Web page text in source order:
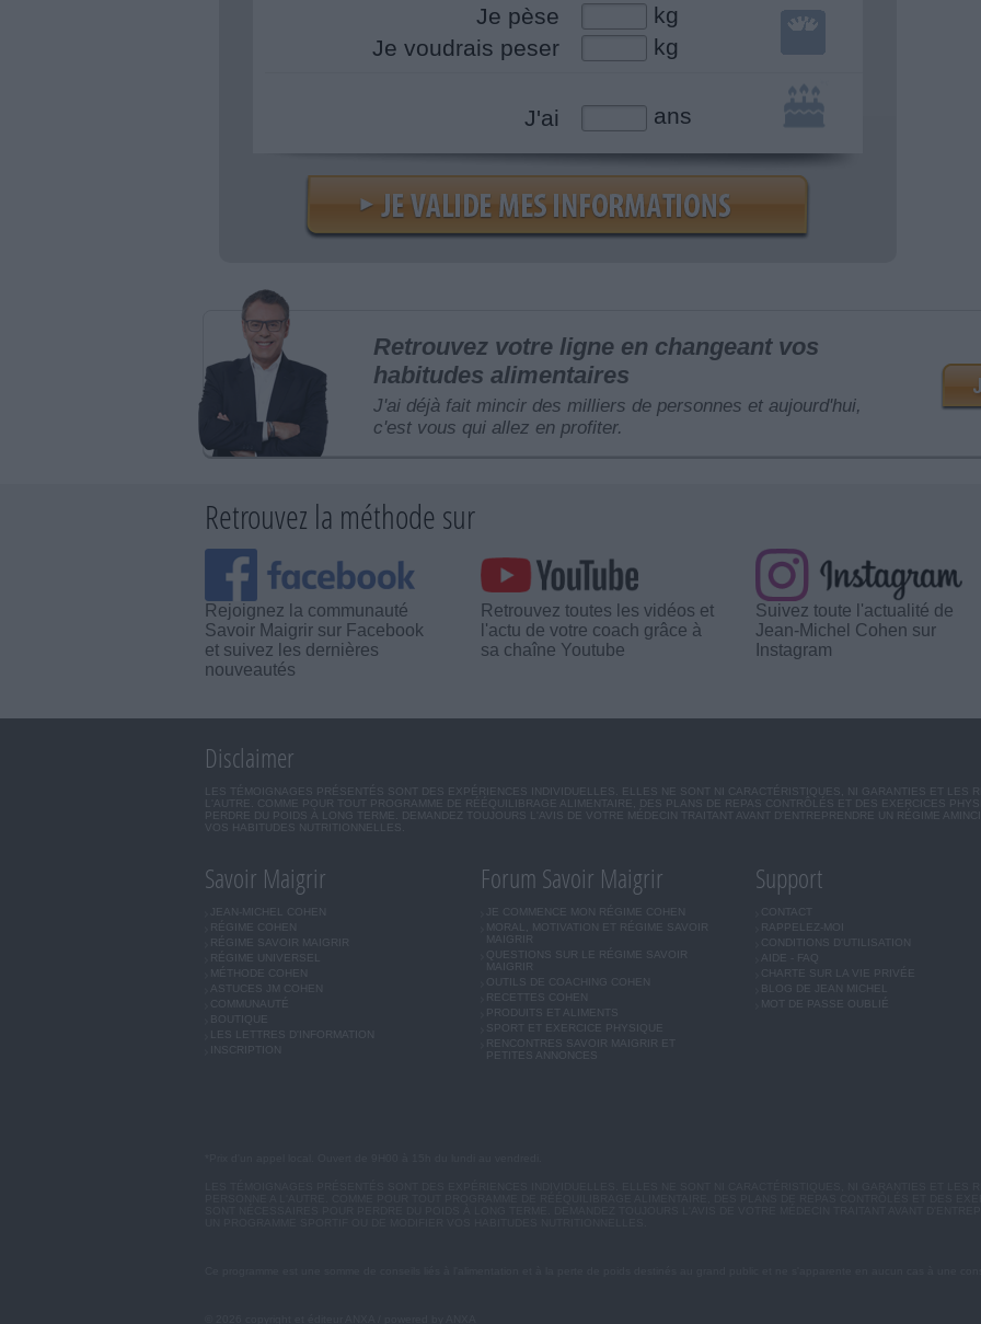
Je pèse
kg
Je voudrais peser
kg
J'ai ans
Retrouvez votre ligne en changeant vos
habitudes alimentaires
J'ai déjà fait mincir des milliers de personnes et aujourd'hui,
c'est vous qui allez en profiter.
Retrouvez la méthode sur
Rejoignez la communauté
Savoir Maigrir sur Facebook
et suivez les dernières
nouveautés
Retrouvez toutes les vidéos et
l'actu de votre coach grâce à
sa chaîne Youtube
Suivez toute l'actualité de
Jean-Michel Cohen sur
Instagram
Disclaimer
LES TÉMOIGNAGES PRÉSENTÉS SONT DES EXPÉRIENCES INDIVIDUELLES. ELLES NE SONT NI CARACTÉRISTIQUES, NI GARANTIES ET LES
L'AUTRE. COMME POUR TOUT PROGRAMME DE RÉÉQUILIBRAGE ALIMENTAIRE, DES PLANS DE REPAS CONTRÔLÉS ET DES EXERCICES
PERDRE DU POIDS À LONG TERME. DEMANDEZ TOUJOURS L'AVIS DE VOTRE MÉDECIN TRAITANT AVANT D'ENTREPRENDRE UN RÉGIME
VOS HABITUDES NUTRITIONNELLES.
Savoir Maigrir
JEAN-MICHEL COHEN
RÉGIME COHEN
RÉGIME SAVOIR MAIGRIR
RÉGIME UNIVERSEL
MÉTHODE COHEN
ASTUCES JM COHEN
COMMUNAUTÉ
BOUTIQUE
LES LETTRES D'INFORMATION
INSCRIPTION
Forum Savoir Maigrir
JE COMMENCE MON RÉGIME COHEN
MORAL, MOTIVATION ET RÉGIME SAVOIR
MAIGRIR
QUESTIONS SUR LE RÉGIME SAVOIR
MAIGRIR
OUTILS DE COACHING COHEN
RECETTES COHEN
PRODUITS ET ALIMENTS
SPORT ET EXERCICE PHYSIQUE
RENCONTRES SAVOIR MAIGRIR ET
PETITES ANNONCES
Support
CONTACT
RAPPELEZ-MOI
CONDITIONS D'UTILISATION
AIDE - FAQ
CHARTE SUR LA VIE PRIVÉE
BLOG DE JEAN MICHEL
MOT DE PASSE OUBLIÉ